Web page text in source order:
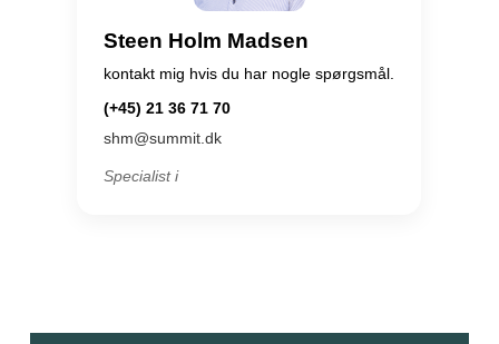
Steen Holm Madsen
kontakt mig hvis du har nogle spørgsmål.
(+45) 21 36 71 70
shm@summit.dk
Specialist i